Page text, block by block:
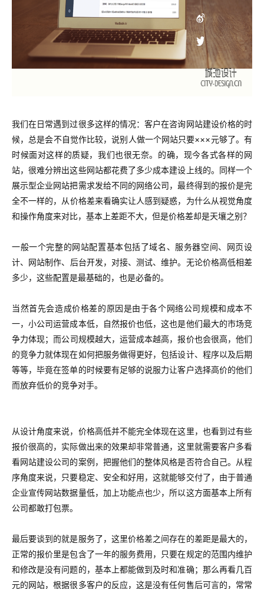
我们在日常遇到过很多这样的情况：客户在咨询网站建设价格的时
候，总是会不自觉作比较，说别人做一个网站只要×××元够了。有
时候面对这样的质疑，我们也很无奈。的确，现今各式各样的网
站，很难分辨出这些网站都花费了多少成本建设上线的。同样一个
展示型企业网站把需求发给不同的网络公司，最终得到的报价是完
全不一样的， 从价格差来看确实让人感到疑惑，为什么从视觉角度
和操作角度来对比，基本上差距不大，但是价格差却是天壤之别？
一般一个完整的网站配置基本包括了域名、 服务器空间、 网页设
计、 网站制作、 后台开发，对接、测试、维护。无论价格高低相差
多少，这些配置是最基础的，也是必备的。
当然首先会造成价格差的原因是由于各个网络公司规模和成本不
一，小公司运营成本低，自然报价也低，这也是他们最大的市场竞
争力体现；而公司规模越大，运营成本越高，报价也会很高，他们
的竞争力就体现在如何把服务做得更好，包括设计、程序以及后期
等等，毕竟在签单的时候要有足够的说服力让客户选择高价的他们
而放弃低价的竞争对手。
从设计角度来说，价格高低并不能完全体现在这里，也看到过有些
报价很高的，实际做出来的效果却非常普通，这里就需要客户多看
看网站建设公司的案例，把握他们的整体风格是否符合自己。
从程
序角度来说，只要稳定、安全和好用，这就能够交付了，由于普通
企业宣传网站数据量低，加上功能点也少，所以这方面基本上所有
公司都敢打包票。
最后要谈到的就是服务了，这里价格差之间存在的差距是最大的，
正常的报价里是包含了一年的服务费用，只要在规定的范围内维护
和修改是没有问题的，基本上都能做到及时和准确；那么再看几百
元的网站，根据很多客户的反应，这是没有任何售后可言的，常常